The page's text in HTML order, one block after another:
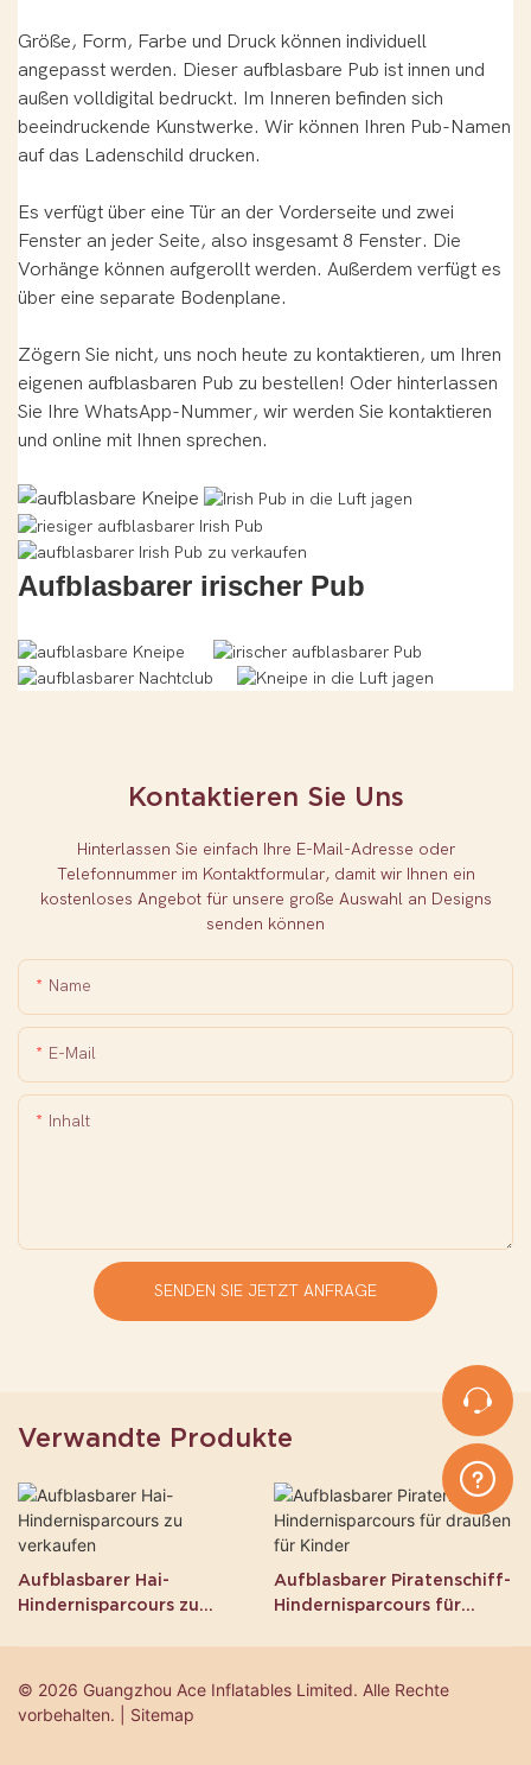
Größe, Form, Farbe und Druck können individuell
angepasst werden. Dieser aufblasbare Pub ist innen und
außen volldigital bedruckt. Im Inneren befinden sich
beeindruckende Kunstwerke. Wir können Ihren Pub-Namen
auf das Ladenschild drucken.
Es verfügt über eine Tür an der Vorderseite und zwei
Fenster an jeder Seite, also insgesamt 8 Fenster. Die
Vorhänge können aufgerollt werden. Außerdem verfügt es
über eine separate Bodenplane.
Zögern Sie nicht, uns noch heute zu kontaktieren, um Ihren
eigenen aufblasbaren Pub zu bestellen! Oder hinterlassen
Sie Ihre WhatsApp-Nummer, wir werden Sie kontaktieren
und online mit Ihnen sprechen.
Aufblasbarer irischer Pub
Kontaktieren Sie Uns
Hinterlassen Sie einfach Ihre E-Mail-Adresse oder
Telefonnummer im Kontaktformular, damit wir Ihnen ein
kostenloses Angebot für unsere große Auswahl an Designs
senden können
Name
E-Mail
Inhalt
SENDEN SIE JETZT ANFRAGE
Verwandte Produkte
Aufblasbarer Hai-
Hindernisparcours zu
Aufblasbarer Piratenschiff-
Hindernisparcours für
© 2026 Guangzhou Ace Inflatables Limited. Alle Rechte
vorbehalten. | Sitemap